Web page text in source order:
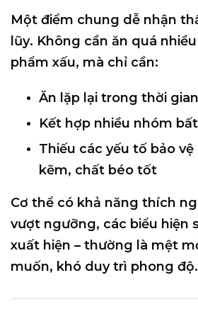
Một điểm chung dễ nhận
lũy. Không cần ăn quá
phẩm xấu, mà chỉ cần:
Ăn lặp lại trong thời
Kết hợp nhiều nhóm
Thiếu các yếu tố bảo vệ
kẽm, chất béo tốt
Cơ thể có khả năng thích
vượt ngưỡng, các biểu hiện
xuất hiện – thường là mệt
muốn, khó duy trì phong độ.